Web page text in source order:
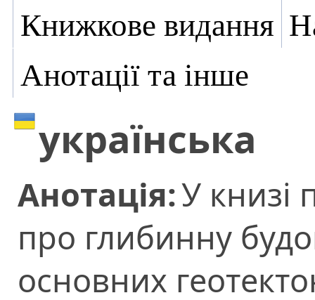
Книжкове видання
Анотації та інше
українська
Анотація:У книзі
про глибинну
основних